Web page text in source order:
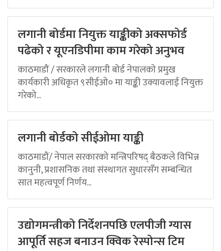
लगानी बोर्डमा नियुक्त याङ्कीको अक्सफोर्ड
पढेको र यूएनडिपीमा काम गरेको अनुभव
काठमाडौं / सरकारले लगानी बोर्ड नेपालको प्रमुख
कार्यकारी अधिकृत ९सीईओ० मा याङ्की उक्यावलाई नियुक्त
गरेको...
लगानी बोर्डको सीईओमा याङ्की
काठमाडौं/ नेपाल सरकारको मन्त्रिपरिषद् बैठकले विभिन्न
कानुनी, प्रशासनिक तथा संस्थागत सुधारसँग सम्बन्धित
सात महत्वपूर्ण निर्णय...
उद्योगमन्त्रीको निर्देशनपछि एलपीजी ग्यास
आपूर्ति सहज बनाउन क्विक रेस्पोन्स टिम